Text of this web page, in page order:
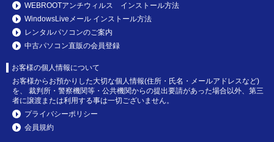
WEBROOTアンチウィルス インストール方法
WindowsLiveメール インストール方法
レンタルパソコンのご案内
中古パソコン直販の会員登録
お客様の個人情報について
お客様からお預かりした大切な個人情報(住所・氏名・メールアドレスなど)
を、 裁判所・警察機関等・公共機関からの提出要請があった場合以外、第三
者に譲渡または利用する事は一切ございません。
プライバシーポリシー
会員規約